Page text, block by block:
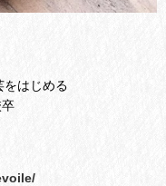
をはじめる